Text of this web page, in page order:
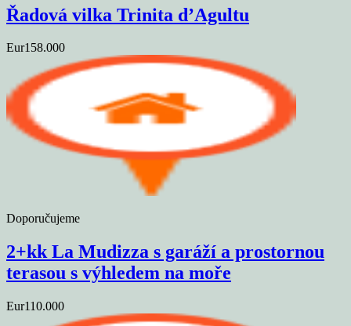
Řadová vilka Trinita d’Agultu
Eur158.000
Doporučujeme
2+kk La Mudizza s garáží a prostornou
terasou s výhledem na moře
Eur110.000